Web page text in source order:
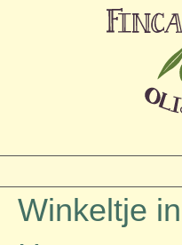
Winkeltje